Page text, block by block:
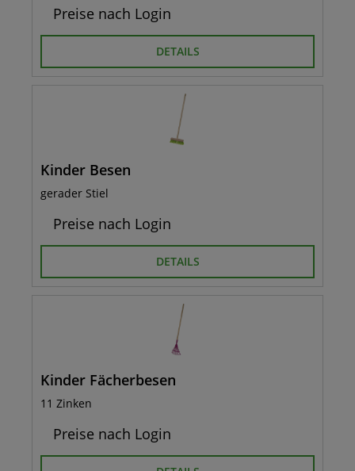
Preise nach Login
DETAILS
Kinder Besen
gerader Stiel
Preise nach Login
DETAILS
Kinder Fächerbesen
11 Zinken
Preise nach Login